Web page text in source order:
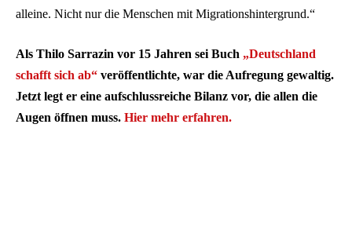
alleine. Nicht nur die Menschen mit Migrationshintergrund.“
Als Thilo Sarrazin vor 15 Jahren sei Buch „Deutschland
schafft sich ab“ veröffentlichte, war die Aufregung gewaltig.
Jetzt legt er eine aufschlussreiche Bilanz vor, die allen die
Augen öffnen muss. Hier mehr erfahren.